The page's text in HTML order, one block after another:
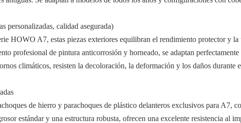
personalizadas, calidad asegurada)
HOWO A7, estas piezas exteriores equilibran el rendimiento protector y
profesional de pintura anticorrosión y horneado, se adaptan
climáticos, resisten la decoloración, la deformación y los daños
de hierro y parachoques de plástico delanteros exclusivos para A7,
estándar y una estructura robusta, ofrecen una excelente resistencia al